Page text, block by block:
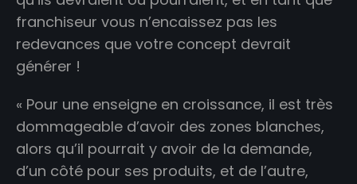
franchiseur vous n’encaissez pas les
redevances que votre concept devrait
générer !
« Pour une enseigne en croissance, il est très
dommageable d’avoir des zones blanches,
alors qu’il pourrait y avoir de la demande,
d’un côté pour ses produits, et de l’autre,